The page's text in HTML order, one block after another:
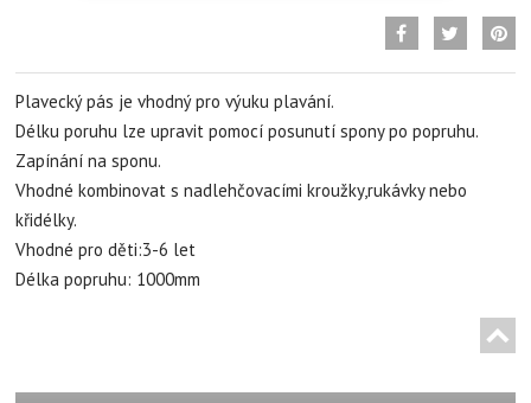
Plavecký pás je vhodný pro výuku plavání.
Délku poruhu lze upravit pomocí posunutí spony po popruhu.
Zapínání na sponu.
Vhodné kombinovat s nadlehčovacími kroužky,rukávky nebo
křidélky.
Vhodné pro děti:3-6 let
Délka popruhu: 1000mm